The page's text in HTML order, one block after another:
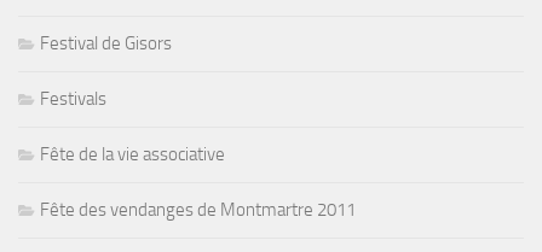
Festival de Gisors
Festivals
Fête de la vie associative
Fête des vendanges de Montmartre 2011